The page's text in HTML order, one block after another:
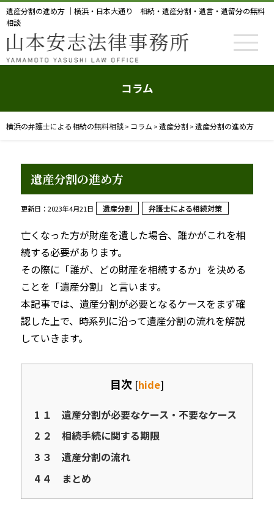
遺産分割の進め方 ｜横浜・日本大通り 相続・遺産分割・遺言・遺留分の無料
相談
コラム
横浜の弁護士による相続の無料相談 > コラム > 遺産分割 > 遺産分割の進め方
遺産分割の進め方
更新日：2023年4月21日 遺産分割 弁護士による相続対策
亡くなった方が財産を遺した場合、誰かがこれを相
続する必要があります。
その際に「誰が、どの財産を相続するか」を決める
ことを「遺産分割」と言います。
本記事では、遺産分割が必要となるケースをまず確
認した上で、時系列に沿って遺産分割の流れを解説
していきます。
目次 [hide]
1 １ 遺産分割が必要なケース・不要なケース
2２ 相続手続に関する期限
3３ 遺産分割の流れ
4４ まとめ